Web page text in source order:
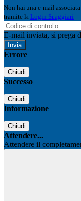
Non hai una e-mail
tramite la Login Spaggiari
E-mail inviata, si prega
Errore
Chiudi
Successo
Chiudi
Informazione
Chiudi
Attendere...
Attendere il